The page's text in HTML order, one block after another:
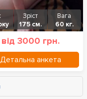
Зріст
175 см.
Вага
60 кг.
від 3000 грн.
Детальна анкета